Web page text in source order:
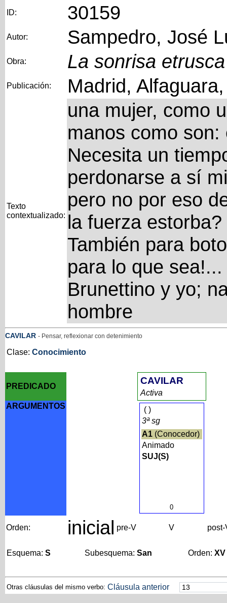
ID: 30159
Autor: Sampedro, José
Obra: La sonrisa etrusca
Publicación: Madrid,
Texto
contextualizado:
una mujer, como
manos como
Necesita un
perdonarse a sí
pero no por eso
la fuerza estorba?
También para
para lo que sea!...
Brunettino y yo;
hombre
CAVILAR - Pensar, reflexionar con detenimiento
Clase: Conocimiento
PREDICADO
CAVILAR
Activa
ARGUMENTOS
()
3ª sg
A1(Conocedor)
Animado
SUJ(S)
0
Orden: inicial pre-V V post-
Esquema: S Subesquema: San Orden: XV
Otras cláusulas del mismo verbo: Cláusula anterior